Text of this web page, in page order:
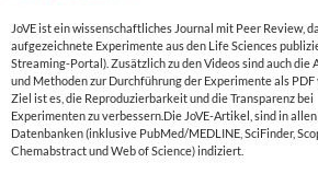
JoVE ist ein wissenschaftliches Journal mit Peer Review,
aufgezeichnete Experimente aus den Life Sciences
Streaming-Portal). Zusätzlich zu den Videos sind auch die
und Methoden zur Durchführung der Experimente als PDF
Ziel ist es, die Reproduzierbarkeit und die Transparenz bei
Experimenten zu verbessern.Die JoVE-Artikel, sind in
Datenbanken (inklusive PubMed/MEDLINE, SciFinder,
Chemabstract und Web of Science) indiziert.